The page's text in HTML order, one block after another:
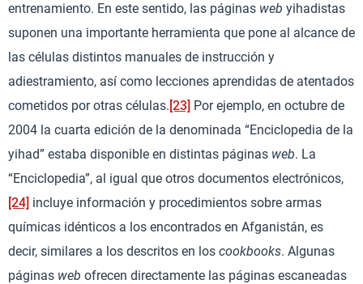
entrenamiento. En este sentido, las páginas web yihadistas
suponen una importante herramienta que pone al alcance de
las células distintos manuales de instrucción y
adiestramiento, así como lecciones aprendidas de atentados
cometidos por otras células. [23] Por ejemplo, en octubre de
2004 la cuarta edición de la denominada “Enciclopedia de la
yihad” estaba disponible en distintas páginas web. La
“Enciclopedia”, al igual que otros documentos electrónicos,
[24] incluye información y procedimientos sobre armas
químicas idénticos a los encontrados en Afganistán, es
decir, similares a los descritos en los cookbooks. Algunas
páginas web ofrecen directamente las páginas escaneadas